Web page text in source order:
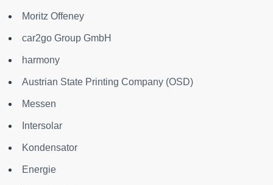
Moritz Offeney
car2go Group GmbH
harmony
Austrian State Printing Company (OSD)
Messen
Intersolar
Kondensator
Energie